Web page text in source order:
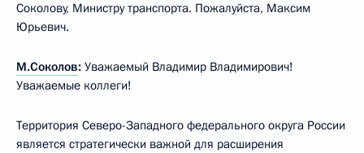
Соколову, Министру транспорта. Пожалуйста, Максим
Юрьевич.
М.Соколов: Уважаемый Владимир Владимирович!
Уважаемые коллеги!
Территория Северо-Западного федерального округа России
является стратегически важной для расширения